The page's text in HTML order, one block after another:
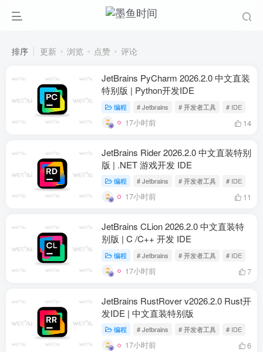
排序 更新 浏览 点赞 评论
JetBrains PyCharm 2026.2.0 中文直装
特别版 | Python开发IDE
编程 # Jetbrains # 开发者工具 # IDE
17小时前 14
JetBrains Rider 2026.2.0 中文直装特别
版 | .NET 游戏开发 IDE
编程 # Jetbrains # 开发者工具 # IDE
17小时前 11
JetBrains CLion 2026.2.0 中文直装特
别版 | C /C++ 开发 IDE
编程 # Jetbrains # 开发者工具 # IDE
17小时前 7
JetBrains RustRover v2026.2.0 Rust开
发IDE | 中文直装特别版
编程 # Jetbrains # 开发者工具 # IDE
17小时前 6